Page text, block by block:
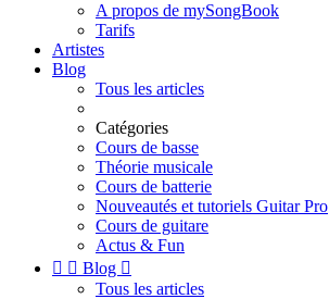
A propos de mySongBook
Tarifs
Artistes
Blog
Tous les articles
Catégories
Cours de basse
Théorie musicale
Cours de batterie
Nouveautés et tutoriels Guitar Pro
Cours de guitare
Actus & Fun
  Blog 
Tous les articles